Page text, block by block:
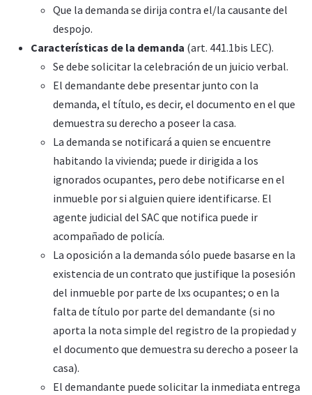
Que la demanda se dirija contra el/la causante del
despojo.
Características de la demanda (art. 441.1bis LEC).
Se debe solicitar la celebración de un juicio verbal.
El demandante debe presentar junto con la
demanda, el título, es decir, el documento en el que
demuestra su derecho a poseer la casa.
La demanda se notificará a quien se encuentre
habitando la vivienda; puede ir dirigida a los
ignorados ocupantes, pero debe notificarse en el
inmueble por si alguien quiere identificarse. El
agente judicial del SAC que notifica puede ir
acompañado de policía.
La oposición a la demanda sólo puede basarse en la
existencia de un contrato que justifique la posesión
del inmueble por parte de lxs ocupantes; o en la
falta de título por parte del demandante (si no
aporta la nota simple del registro de la propiedad y
el documento que demuestra su derecho a poseer la
casa).
El demandante puede solicitar la inmediata entrega